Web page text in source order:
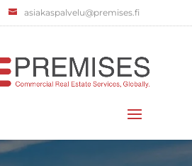
asiakaspalvelu@premises.fi